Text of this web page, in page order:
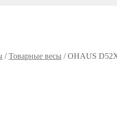
/Товарные весы /OHAUS